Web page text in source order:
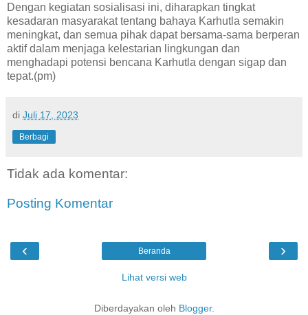
Dengan kegiatan sosialisasi ini, diharapkan tingkat
kesadaran masyarakat tentang bahaya Karhutla semakin
meningkat, dan semua pihak dapat bersama-sama berperan
aktif dalam menjaga kelestarian lingkungan dan
menghadapi potensi bencana Karhutla dengan sigap dan
tepat.(pm)
di Juli 17, 2023
Berbagi
Tidak ada komentar:
Posting Komentar
‹ ›
Beranda
Lihat versi web
Diberdayakan oleh Blogger.